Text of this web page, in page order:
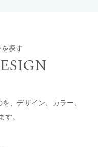
探す
を、デザイン、カラー、
。